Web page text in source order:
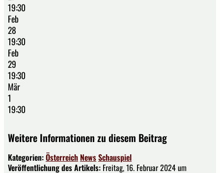
19:30
Feb
28
19:30
Feb
29
19:30
Mär
1
19:30
Weitere Informationen zu diesem Beitrag
Kategorien:Österreich NewsSchauspiel
Veröffentlichung des Artikels: Freitag, 16. Februar 2024 um